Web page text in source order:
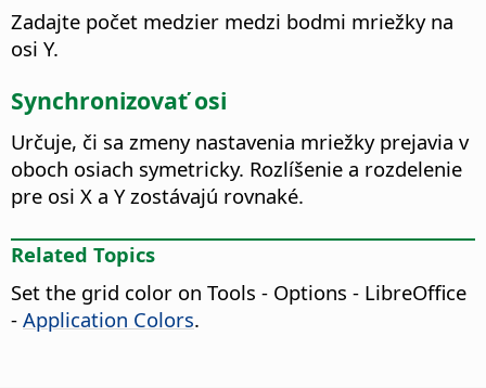
Zadajte počet medzier medzi bodmi mriežky na
osi Y.
Synchronizovať osi
Určuje, či sa zmeny nastavenia mriežky prejavia v
oboch osiach symetricky. Rozlíšenie a rozdelenie
pre osi X a Y zostávajú rovnaké.
Related Topics
Set the grid color on Tools - Options - LibreOffice
- Application Colors.